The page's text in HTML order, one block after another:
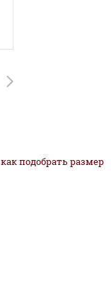
какподобрать размер